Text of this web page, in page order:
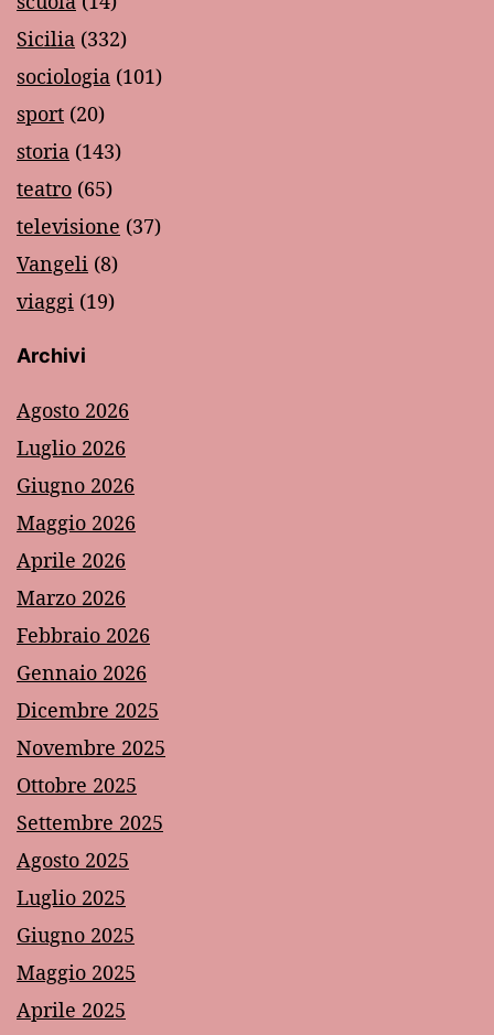
Sicilia (332)
sociologia (101)
sport (20)
storia (143)
teatro (65)
televisione (37)
Vangeli (8)
viaggi (19)
Archivi
Agosto 2026
Luglio 2026
Giugno 2026
Maggio 2026
Aprile 2026
Marzo 2026
Febbraio 2026
Gennaio 2026
Dicembre 2025
Novembre 2025
Ottobre 2025
Settembre 2025
Agosto 2025
Luglio 2025
Giugno 2025
Maggio 2025
Aprile 2025